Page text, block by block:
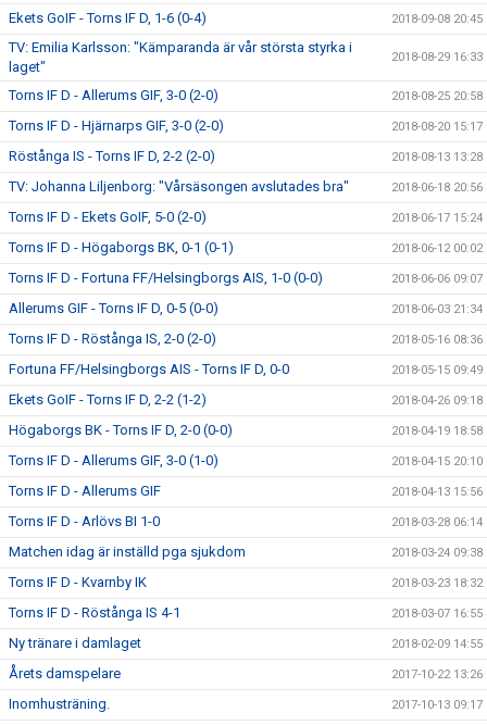
Ekets GoIF - Torns IF D, 1-6 (0-4) 2018-09-08 20:45
TV: Emilia Karlsson: "Kämparanda är vår största styrka i
laget"
2018-08-29 16:33
Torns IF D - Allerums GIF, 3-0 (2-0) 2018-08-25 20:58
Torns IF D - Hjärnarps GIF, 3-0 (2-0) 2018-08-20 15:17
Röstånga IS - Torns IF D, 2-2 (2-0) 2018-08-13 13:28
TV: Johanna Liljenborg: "Vårsäsongen avslutades bra" 2018-06-18 20:56
Torns IF D - Ekets GoIF, 5-0 (2-0) 2018-06-17 15:24
Torns IF D - Högaborgs BK, 0-1 (0-1) 2018-06-12 00:02
Torns IF D - Fortuna FF/Helsingborgs AIS, 1-0 (0-0) 2018-06-06 09:07
Allerums GIF - Torns IF D, 0-5 (0-0) 2018-06-03 21:34
Torns IF D - Röstånga IS, 2-0 (2-0) 2018-05-16 08:36
Fortuna FF/Helsingborgs AIS - Torns IF D, 0-0 2018-05-15 09:49
Ekets GoIF - Torns IF D, 2-2 (1-2) 2018-04-26 09:18
Högaborgs BK - Torns IF D, 2-0 (0-0) 2018-04-19 18:58
Torns IF D - Allerums GIF, 3-0 (1-0) 2018-04-15 20:10
Torns IF D - Allerums GIF 2018-04-13 15:56
Torns IF D - Arlövs BI 1-0 2018-03-28 06:14
Matchen idag är inställd pga sjukdom 2018-03-24 09:38
Torns IF D - Kvarnby IK 2018-03-23 18:32
Torns IF D - Röstånga IS 4-1 2018-03-07 16:55
Ny tränare i damlaget 2018-02-09 14:55
Årets damspelare 2017-10-22 13:26
Inomhusträning. 2017-10-13 09:17